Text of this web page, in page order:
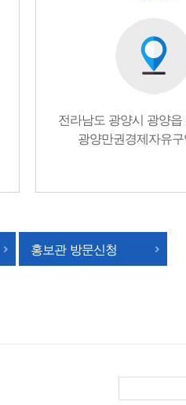
전라남도 광양시 광양읍
광양만권경제자유
홍보관 방문신청